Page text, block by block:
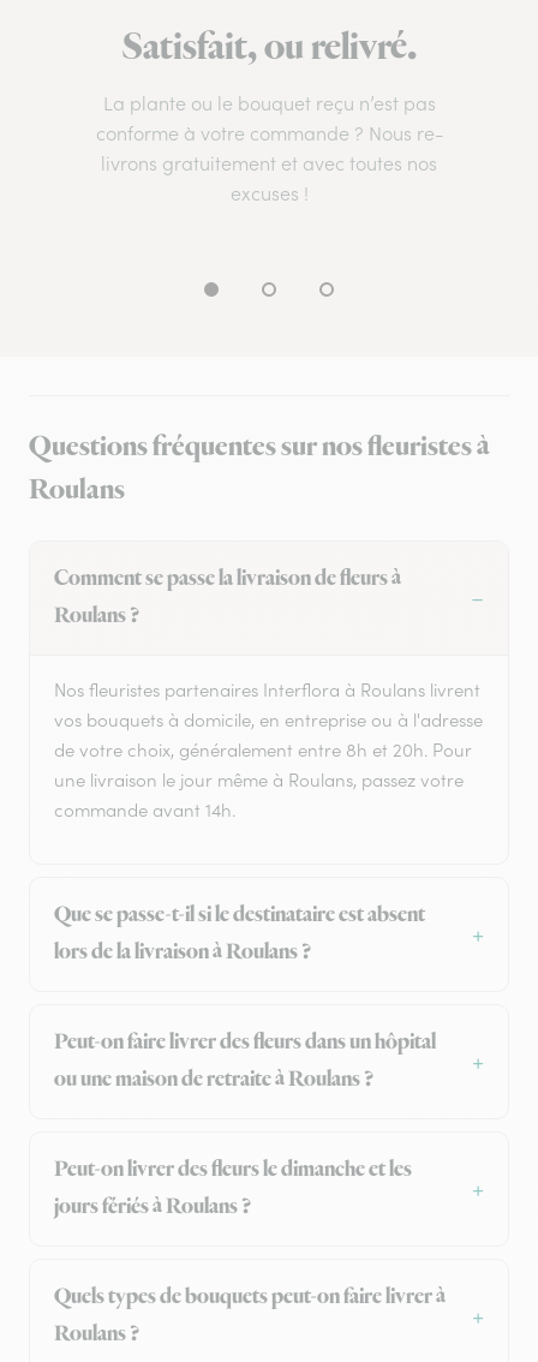
Satisfait, ou relivré.
La plante ou le bouquet reçu n’est pas
conforme à votre commande ? Nous re-
livrons gratuitement et avec toutes nos
excuses !
Questions fréquentes sur nos fleuristes à
Roulans
Comment se passe la livraison de fleurs à
Roulans ?
Nos fleuristes partenaires Interflora à Roulans livrent
vos bouquets à domicile, en entreprise ou à l'adresse
de votre choix, généralement entre 8h et 20h. Pour
une livraison le jour même à Roulans, passez votre
commande avant 14h.
Que se passe-t-il si le destinataire est absent
lors de la livraison à Roulans ?
Peut-on faire livrer des fleurs dans un hôpital
ou une maison de retraite à Roulans ?
Peut-on livrer des fleurs le dimanche et les
jours fériés à Roulans ?
Quels types de bouquets peut-on faire livrer à
Roulans ?